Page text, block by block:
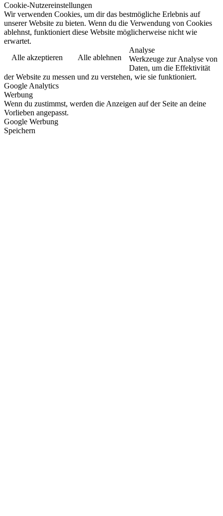
Cookie-Nutzereinstellungen
Wir verwenden Cookies, um dir das bestmögliche Erlebnis auf
unserer Website zu bieten. Wenn du die Verwendung von Cookies
ablehnst, funktioniert diese Website möglicherweise nicht wie
erwartet.
Alle akzeptieren
Alle ablehnen
Analyse
Werkzeuge zur Analyse von
Daten, um die Effektivität
der Website zu messen und zu verstehen, wie sie funktioniert.
Google Analytics
Werbung
Wenn du zustimmst, werden die Anzeigen auf der Seite an deine
Vorlieben angepasst.
Google Werbung
Speichern